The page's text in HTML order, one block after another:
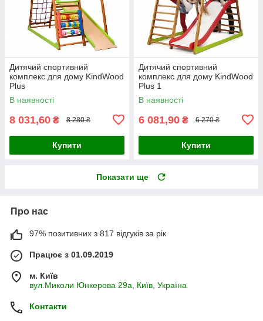
Дитячий спортивний
комплекс для дому KindWood
Plus
В наявності
8 031,60 ₴ 8 280 ₴
Купити
Дитячий спортивний
комплекс для дому KindWood
Plus 1
В наявності
6 081,90 ₴ 6 270 ₴
Купити
Показати ще
Про нас
97% позитивних з 817 відгуків за рік
Працює з 01.09.2019
м. Київ
вул.Миколи Юнкерова 29а, Київ, Україна
Контакти